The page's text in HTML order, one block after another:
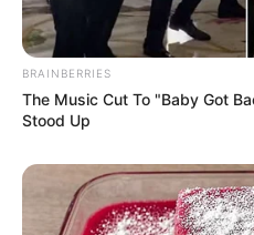
BRAINBERRIES
The Music Cut To "Baby Got
Stood Up